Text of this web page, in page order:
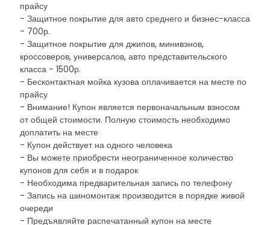
прайсу
- Защитное покрытие для авто среднего и бизнес-класса
- 700р.
- Защитное покрытие для джипов, минивэнов,
кроссоверов, универсалов, авто представительского
класса - 1500р.
- Бесконтактная мойка кузова оплачивается на месте по
прайсу
- Внимание! Купон является первоначальным взносом
от общей стоимости. Полную стоимость необходимо
доплатить на месте
- Купон действует на одного человека
- Вы можете приобрести неограниченное количество
купонов для себя и в подарок
- Необходима предварительная запись по телефону
- Запись на шиномонтаж производится в порядке живой
очереди
- Предъявляйте распечатанный купон на месте